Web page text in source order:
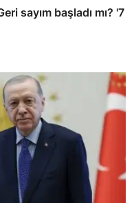
sayım başladı mı? '7